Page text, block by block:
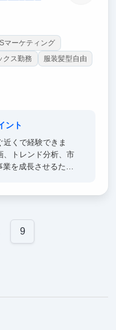
マーケティング
クス勤務 服装髪型自由
ント
くで経験できま
、トレンド分析、市
を成長させるため
9